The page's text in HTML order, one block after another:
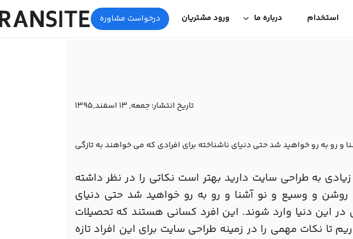
استخدام درباره ما ورود مشتریان درخواست مشاوره
تاریخ انتشار:جمعه, 13 اسفند,1395
رو به رو خواهید شد حتی دنیای ناشناخته برای افرادی که می خواهند به تازگی
به طراحی سایت دارید بهتر است نکاتی را در نظر داشته
روشن و وسیع و نو آشنا و رو به رو خواهید شد حتی دنیای
در این دنیا وارد شوند. این افرد کسانی هستند که تحصیلات
تا نکات مهمی را در زمینه طراحی سایت برای این افراد تازه